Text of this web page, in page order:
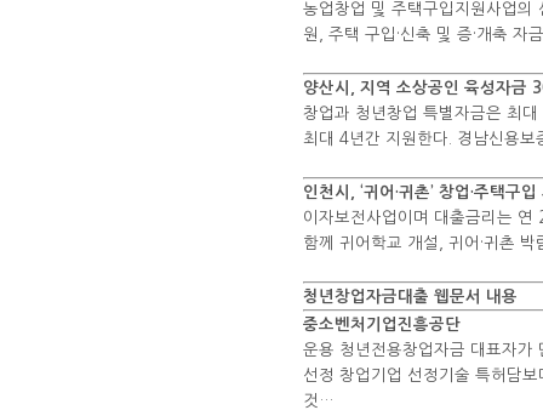
농업창업 및 주택구입지원사업
원, 주택 구입·신축 및 증·개축
양산시, 지역 소상공인 육성자금
창업과 청년창업 특별자금은 최
최대 4년간 지원한다. 경남신용
인천시, ‘귀어·귀촌’ 창업·주택구
이자보전사업이며 대출금리는
함께 귀어학교 개설, 귀어·귀촌
청년창업자금대출 웹문서 내용
중소벤처기업진흥공단
운용 청년전용창업자금 대표자가
선정 창업기업 선정기술 특허담
것…